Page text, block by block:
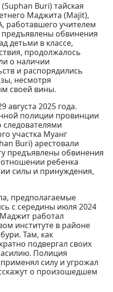
Buri) тайская
Маджита (Majit),
работавшего учителем
обвинения
детьми в классе,
продолжалось
о наличии
и распорядились
несмотря
своей вины.
2025 года.
полиции провинции
следователями
участка Муанг
Buri) арестовали
предъявлены обвинения
ребенка
силы и принуждения,
предполагаемые
с середины июля 2024
Маджит работал
институте в районе
Там, как
подвергал своих
Полиция
силу и угрожал
о произошедшем